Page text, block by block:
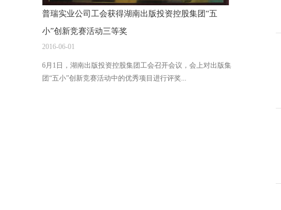
普瑞实业公司工会获得湖南出版投资控股集团“五
小”创新竞赛活动三等奖
2016-06-01
6月1日，湖南出版投资控股集团工会召开会议，会上对出版集
团“五小”创新竞赛活动中的优秀项目进行评奖...